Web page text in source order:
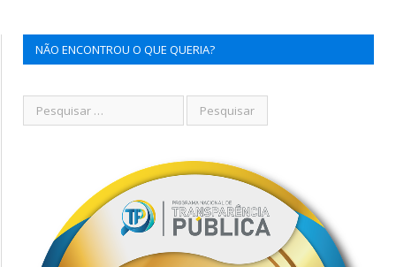
NÃO ENCONTROU O QUE QUERIA?